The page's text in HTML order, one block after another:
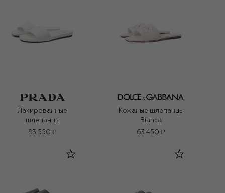
Лакированные
шлепанцы
93 550 ₽
Кожаные шлепанцы
Bianca
63 450 ₽